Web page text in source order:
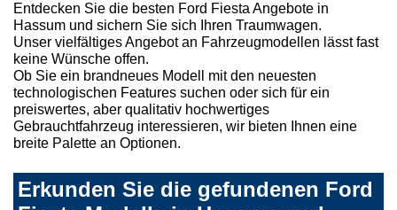
Entdecken Sie die besten Ford Fiesta Angebote in
Hassum und sichern Sie sich Ihren Traumwagen.
Unser vielfältiges Angebot an Fahrzeugmodellen lässt fast
keine Wünsche offen.
Ob Sie ein brandneues Modell mit den neuesten
technologischen Features suchen oder sich für ein
preiswertes, aber qualitativ hochwertiges
Gebrauchtfahrzeug interessieren, wir bieten Ihnen eine
breite Palette an Optionen.
Erkunden Sie die gefundenen Ford